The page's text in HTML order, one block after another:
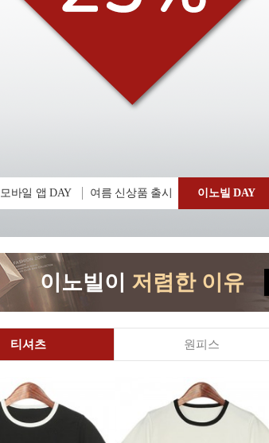
모바일 앱 DAY 여름 신상품 출시 이노빌 DAY
이노빌이 저렴한 이유
티셔츠 원피스